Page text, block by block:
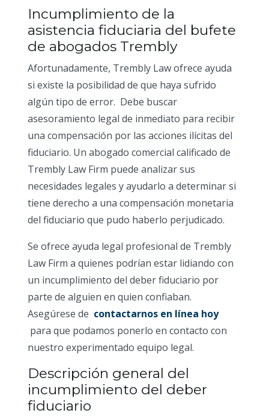
Incumplimiento de la
asistencia fiduciaria del bufete
de abogados Trembly
Afortunadamente, Trembly Law ofrece ayuda
si existe la posibilidad de que haya sufrido
algún tipo de error. Debe buscar
asesoramiento legal de inmediato para recibir
una compensación por las acciones ilícitas del
fiduciario. Un abogado comercial calificado de
Trembly Law Firm puede analizar sus
necesidades legales y ayudarlo a determinar si
tiene derecho a una compensación monetaria
del fiduciario que pudo haberlo perjudicado.
Se ofrece ayuda legal profesional de Trembly
Law Firm a quienes podrían estar lidiando con
un incumplimiento del deber fiduciario por
parte de alguien en quien confiaban.
Asegúrese de contactarnos en línea hoy
para que podamos ponerlo en contacto con
nuestro experimentado equipo legal.
Descripción general del
incumplimiento del deber
fiduciario